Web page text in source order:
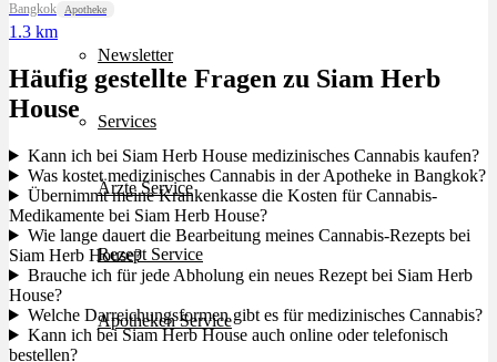
Newsletter
Services
Ärzte Service
Rezept Service
Apotheken Service
Bangkok Apotheke
1.3 km
Häufig gestellte Fragen zu Siam Herb
House
Kann ich bei Siam Herb House medizinisches Cannabis kaufen?
Was kostet medizinisches Cannabis in der Apotheke in Bangkok?
Übernimmt meine Krankenkasse die Kosten für Cannabis-
Medikamente bei Siam Herb House?
Wie lange dauert die Bearbeitung meines Cannabis-Rezepts bei
Siam Herb House?
Brauche ich für jede Abholung ein neues Rezept bei Siam Herb
House?
Welche Darreichungsformen gibt es für medizinisches Cannabis?
Kann ich bei Siam Herb House auch online oder telefonisch
bestellen?